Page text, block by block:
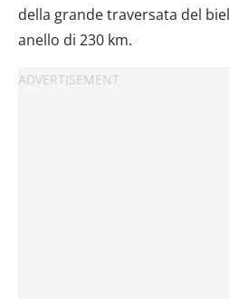
della grande traversata del
anello di 230 km.